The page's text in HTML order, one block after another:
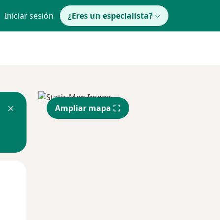
Iniciar sesión ¿Eres un especialista?
Ampliar mapa